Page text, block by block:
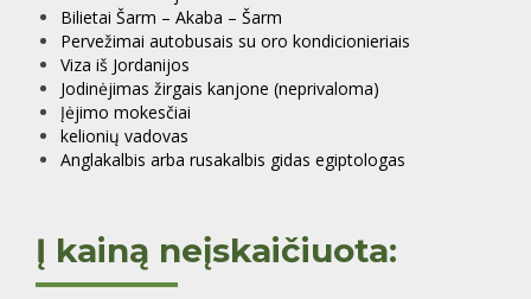
Bilietai Šarm – Akaba – Šarm
Pervežimai autobusais su oro kondicionieriais
Viza iš Jordanijos
Jodinėjimas žirgais kanjone (neprivaloma)
Įėjimo mokesčiai
kelionių vadovas
Anglakalbis arba rusakalbis gidas egiptologas
Į kainą neįskaičiuota: